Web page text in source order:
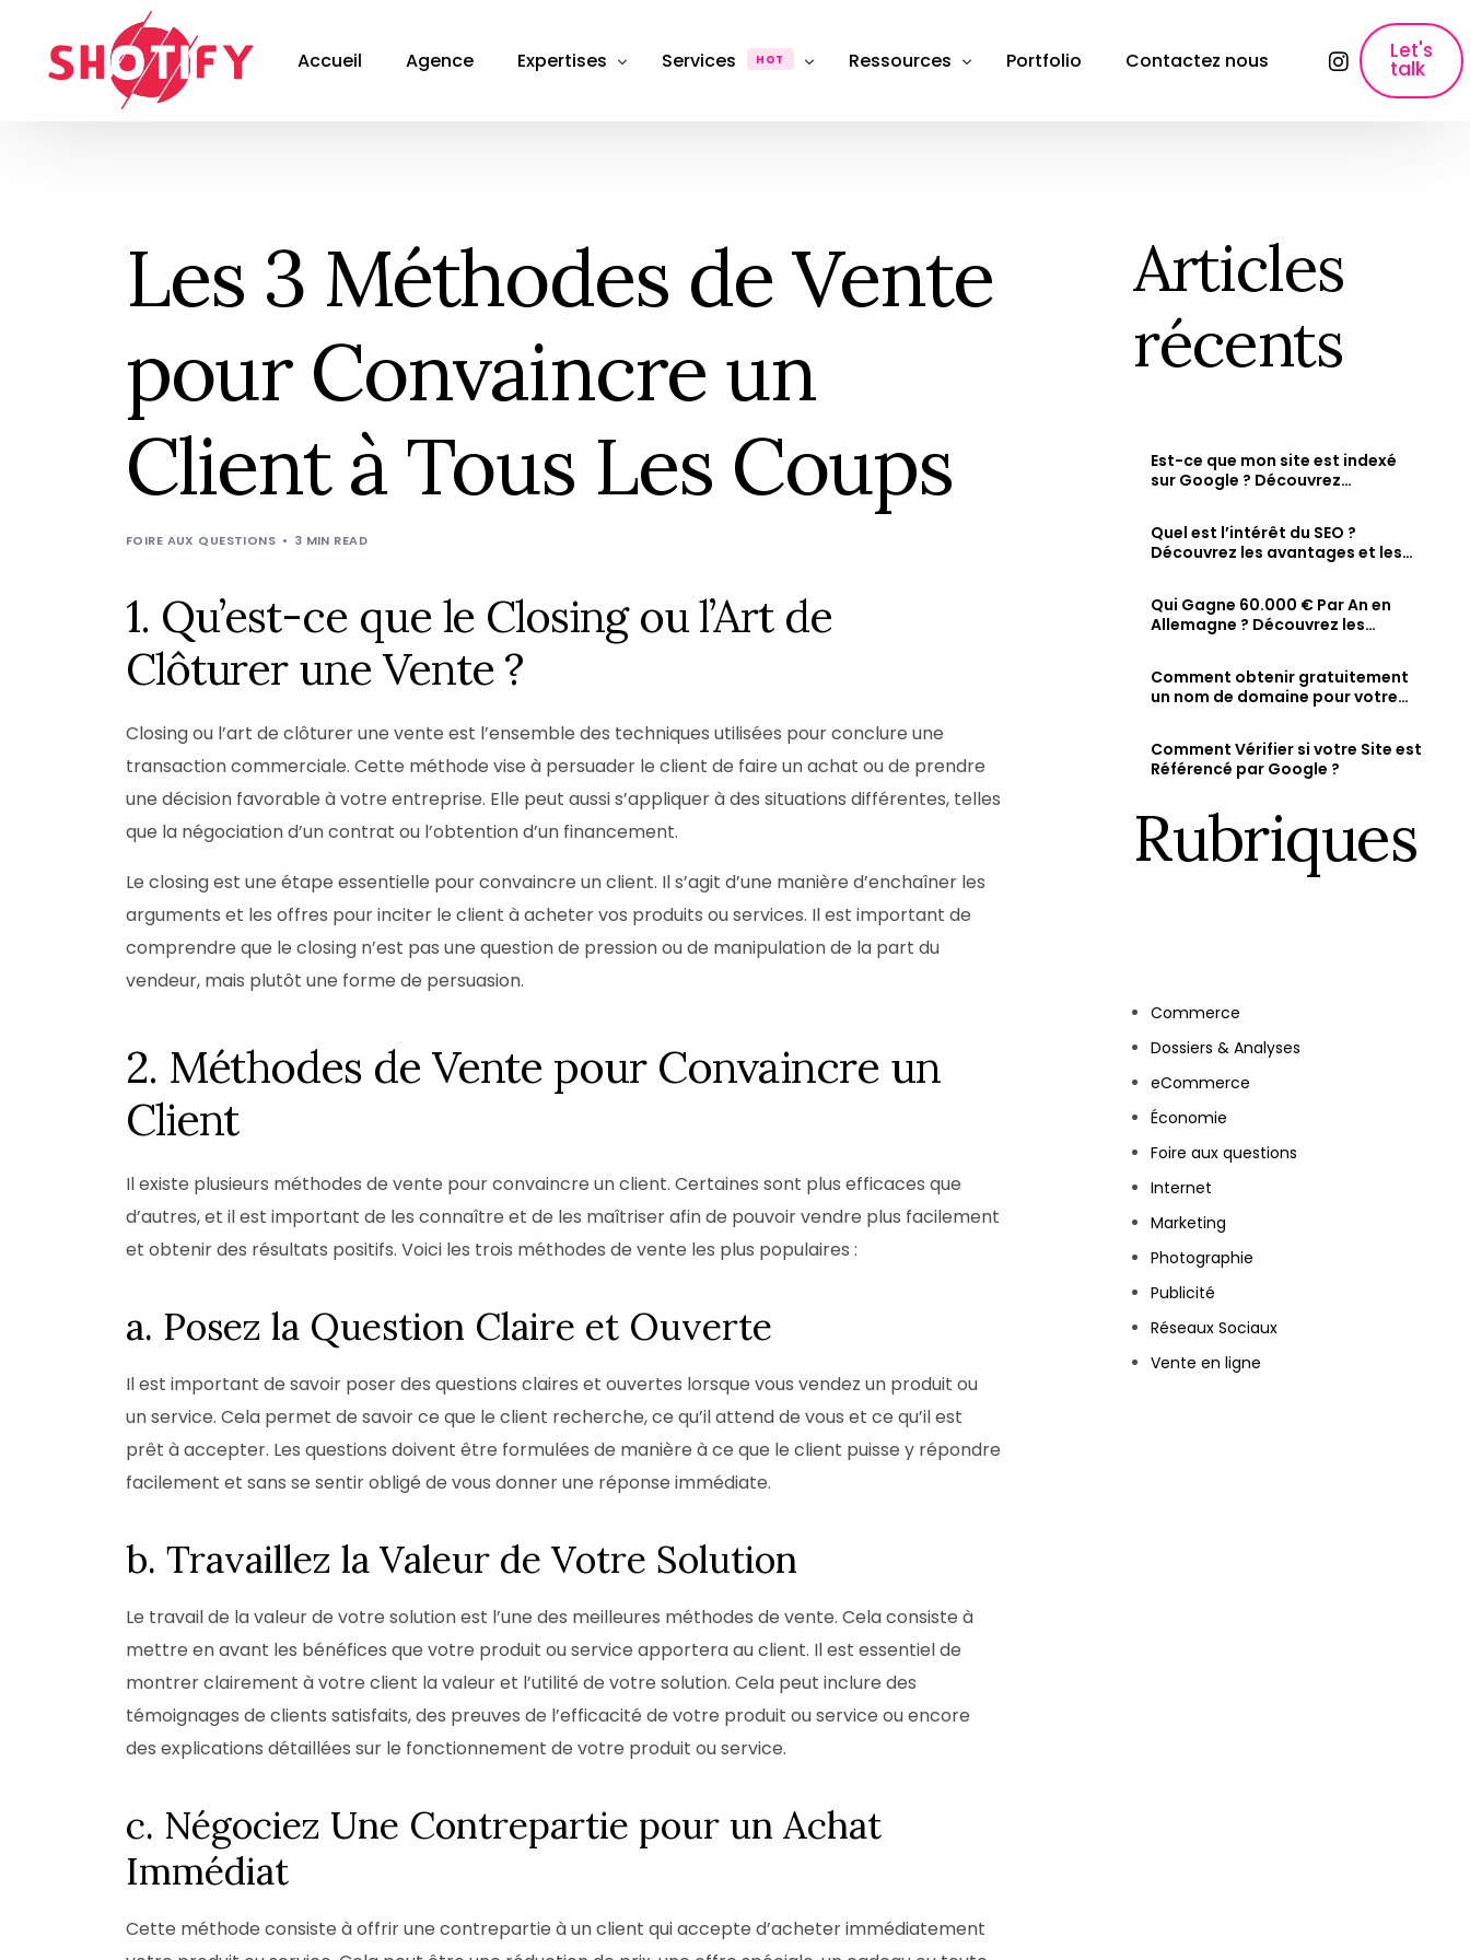
Accueil Agence Expertises
Département stratégie & Consulting
Services HOT
Retouche & Post-production
Product &#038; image retouching
Photography studio rental
Shooting photo
Box Shooting Anniversaire
Séance Photo anniversaire à thème
Box Shooting Graduation Party
Mères
Création de contenu
Création de contenu &#038; Content
Copywriting fiche produit
Rédaction des fiches produits qui font
Maximiser vos performances : Google Ads,
Facebook Ads &#038; Instagram.
Soyez visible sur Google, Attirez des clients
dans la recherche et sur Maps.
Ressources
Photographie
Portfolio Contactez nous Let's
talk
Les 3 Méthodes de Vente
pour Convaincre un
Client à Tous Les Coups
FOIRE AUX QUESTIONS 3 MIN READ
1. Qu’est-ce que le Closing ou l’Art de
Clôturer une Vente ?
Closing ou l’art de clôturer une vente est l’ensemble des techniques utilisées pour conclure une
transaction commerciale. Cette méthode vise à persuader le client de faire un achat ou de prendre
une décision favorable à votre entreprise. Elle peut aussi s’appliquer à des situations différentes, telles
que la négociation d’un contrat ou l’obtention d’un financement.
Le closing est une étape essentielle pour convaincre un client. Il s’agit d’une manière d’enchaîner les
arguments et les offres pour inciter le client à acheter vos produits ou services. Il est important de
comprendre que le closing n’est pas une question de pression ou de manipulation de la part du
vendeur, mais plutôt une forme de persuasion.
2. Méthodes de Vente pour Convaincre un
Client
Il existe plusieurs méthodes de vente pour convaincre un client. Certaines sont plus efficaces que
d’autres, et il est important de les connaître et de les maîtriser afin de pouvoir vendre plus facilement
et obtenir des résultats positifs. Voici les trois méthodes de vente les plus populaires :
a. Posez la Question Claire et Ouverte
Il est important de savoir poser des questions claires et ouvertes lorsque vous vendez un produit ou
un service. Cela permet de savoir ce que le client recherche, ce qu’il attend de vous et ce qu’il est
prêt à accepter. Les questions doivent être formulées de manière à ce que le client puisse y répondre
facilement et sans se sentir obligé de vous donner une réponse immédiate.
b. Travaillez la Valeur de Votre Solution
Le travail de la valeur de votre solution est l’une des meilleures méthodes de vente. Cela consiste à
mettre en avant les bénéfices que votre produit ou service apportera au client. Il est essentiel de
montrer clairement à votre client la valeur et l’utilité de votre solution. Cela peut inclure des
témoignages de clients satisfaits, des preuves de l’efficacité de votre produit ou service ou encore
des explications détaillées sur le fonctionnement de votre produit ou service.
c. Négociez Une Contrepartie pour un Achat
Immédiat
Cette méthode consiste à offrir une contrepartie à un client qui accepte d’acheter immédiatement
Articles
récents
Est-ce que mon site est indexé
sur Google ? Découvrez
sa visibilité en ligne
Quel est l’intérêt du SEO ?
Découvrez les avantages et les
stratégie SEO bien optimisée
Qui Gagne 60.000 € Par An en
Allemagne ? Découvrez les
les salaires des jeunes diplômés.
Comment obtenir gratuitement
un nom de domaine pour votre
Comment Vérifier si votre Site est
Référencé par Google ?
Rubriques
Commerce
Dossiers & Analyses
eCommerce
Économie
Foire aux questions
Internet
Marketing
Photographie
Publicité
Réseaux Sociaux
Vente en ligne